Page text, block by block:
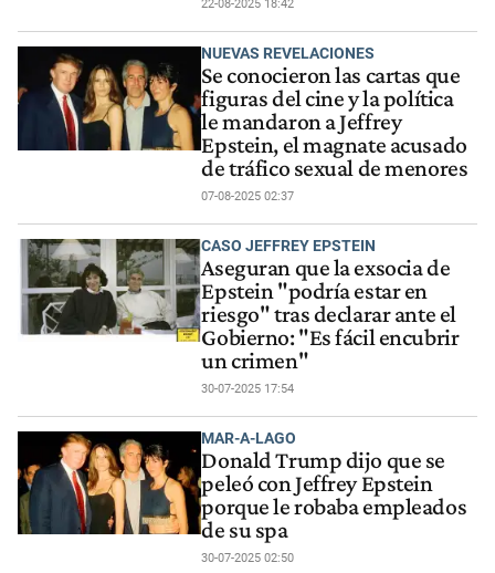
22-08-2025 18:42
NUEVAS REVELACIONES
Se conocieron las cartas que
figuras del cine y la política
le mandaron a Jeffrey
Epstein, el magnate acusado
de tráfico sexual de menores
07-08-2025 02:37
CASO JEFFREY EPSTEIN
Aseguran que la exsocia de
Epstein "podría estar en
riesgo" tras declarar ante el
Gobierno: "Es fácil encubrir
un crimen"
30-07-2025 17:54
MAR-A-LAGO
Donald Trump dijo que se
peleó con Jeffrey Epstein
porque le robaba empleados
de su spa
30-07-2025 02:50